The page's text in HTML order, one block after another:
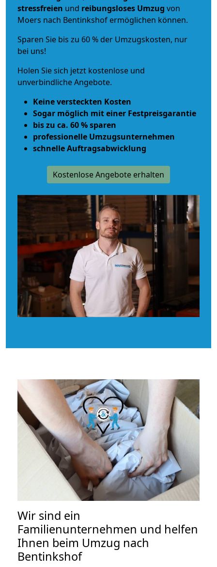
stressfreien und reibungsloses Umzug von
Moers nach Bentinkshof ermöglichen können.
Sparen Sie bis zu 60 % der Umzugskosten, nur
bei uns!
Holen Sie sich jetzt kostenlose und
unverbindliche Angebote.
Keine versteckten Kosten
Sogar möglich mit einer Festpreisgarantie
bis zu ca. 60 % sparen
professionelle Umzugsunternehmen
schnelle Auftragsabwicklung
Kostenlose Angebote erhalten
Wir sind ein
Familienunternehmen und helfen
Ihnen beim Umzug nach
Bentinkshof